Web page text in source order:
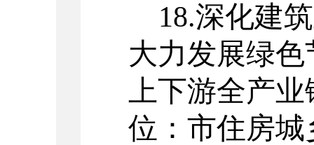
18.深化建
大力发展绿
上下游全产
位：市住房